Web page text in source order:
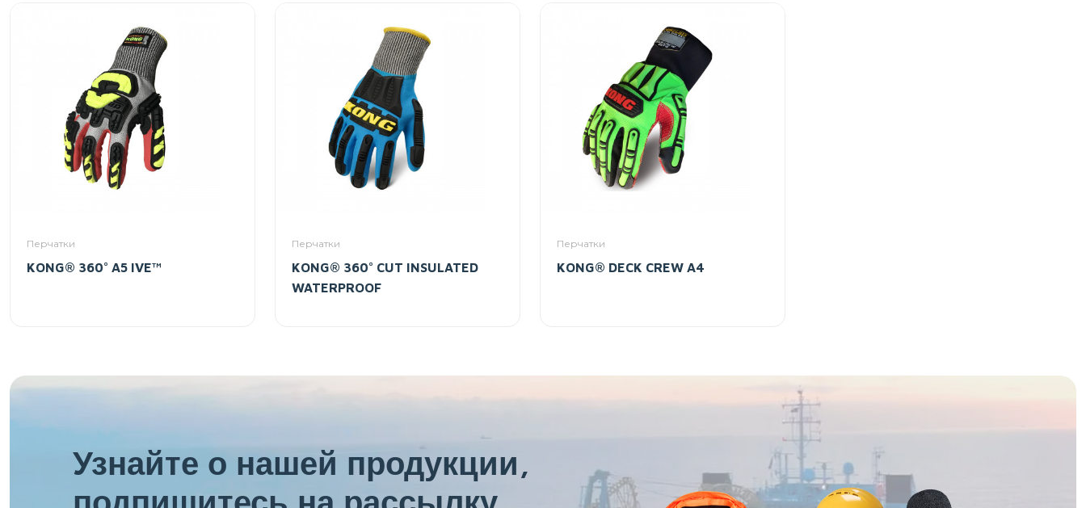
Перчатки
KONG® 360° A5 IVE™
Перчатки
KONG® 360° CUT INSULATED
WATERPROOF
Перчатки
KONG® DECK CREW A4
Узнайте о нашей продукции,